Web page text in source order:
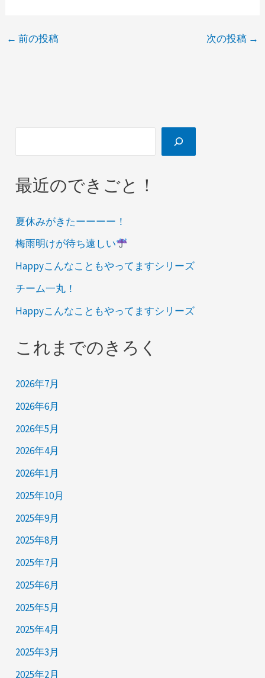
← 前の投稿 次の投稿 →
最近のできごと！
夏休みがきたーーーー！
梅雨明けが待ち遠しい
Happyこんなこともやってますシリーズ
チーム一丸！
Happyこんなこともやってますシリーズ
これまでのきろく
2026年7月
2026年6月
2026年5月
2026年4月
2026年1月
2025年10月
2025年9月
2025年8月
2025年7月
2025年6月
2025年5月
2025年4月
2025年3月
2025年2月